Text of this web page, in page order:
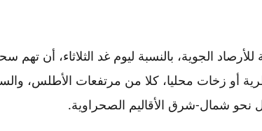
الجوية، بالنسبة ليوم غد الثلاثاء، أن تهم
أو زخات محليا، كلا من مرتفعات الأطلس،
شمال-شرق الأقاليم الصحراوية.